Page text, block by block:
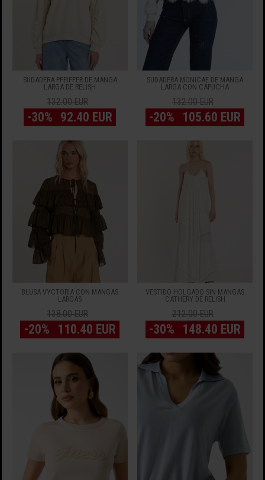
SUDADERA PFEIFFER DE MANGA
LARGA DE RELISH
132.00 EUR
-30% 92.40 EUR
SUDADERA MONICAE DE MANGA
LARGA CON CAPUCHA
132.00 EUR
-20% 105.60 EUR
BLUSA VYCTORIA CON MANGAS
LARGAS
138.00 EUR
-20% 110.40 EUR
VESTIDO HOLGADO SIN MANGAS
CATHERY DE RELISH
212.00 EUR
-30% 148.40 EUR